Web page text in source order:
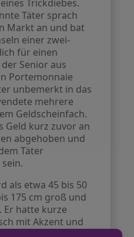
Trickdiebes.
Täter sprach
Markt an und bat
einer zwei-
für einen
Senior aus
Portemonnaie
unbemerkt in das
mehrere
Geldscheinfach.
Geld kurz zuvor an
abgehoben und
Täter
als etwa 45 bis 50
175 cm groß und
hatte kurze
mit Akzent und